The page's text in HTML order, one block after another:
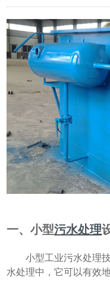
一、小型污水处理
小型工业污水处理技
水处理中，它可以有效